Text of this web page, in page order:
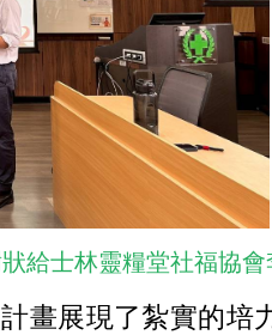
給士林靈糧堂社福協
畫展現了紮實的培